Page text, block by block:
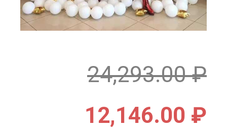
24,293.00₽
12,146.00 ₽